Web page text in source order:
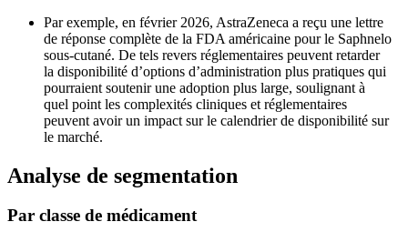
Par exemple, en février 2026, AstraZeneca a reçu une lettre
de réponse complète de la FDA américaine pour le Saphnelo
sous-cutané. De tels revers réglementaires peuvent retarder
la disponibilité d’options d’administration plus pratiques qui
pourraient soutenir une adoption plus large, soulignant à
quel point les complexités cliniques et réglementaires
peuvent avoir un impact sur le calendrier de disponibilité sur
le marché.
Analyse de segmentation
Par classe de médicament